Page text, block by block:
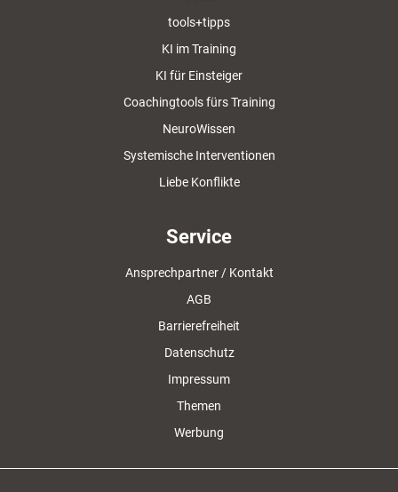
tools+tipps
KI im Training
KI für Einsteiger
Coachingtools fürs Training
NeuroWissen
Systemische Interventionen
Liebe Konflikte
Service
Ansprechpartner / Kontakt
AGB
Barrierefreiheit
Datenschutz
Impressum
Themen
Werbung